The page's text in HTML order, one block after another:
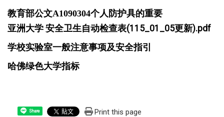
教育部公文A1090304个人防护具的重要
亚洲大学 安全卫生自动检查表(115_01_05更新).pdf
学校实验室一般注意事项及安全指引
哈佛绿色大学指标
Share Print this page